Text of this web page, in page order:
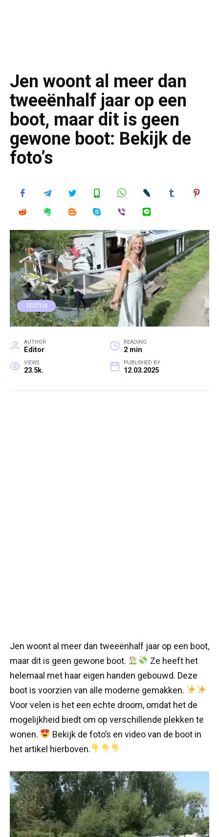
Jen woont al meer dan
tweeënhalf jaar op een
boot, maar dit is geen
gewone boot: Bekijk de
foto’s
TESTEN
AUTHOR
Editor
READING
2 min
VIEWS
23.5k.
PUBLISHED BY
12.03.2025
Jen woont al meer dan tweeënhalf jaar op een boot,
maar dit is geen gewone boot.
Ze heeft het
helemaal met haar eigen handen gebouwd. Deze
boot is voorzien van alle moderne gemakken.
Voor velen is het een echte droom, omdat het de
mogelijkheid biedt om op verschillende plekken te
wonen.
Bekijk de foto’s en video van de boot in
het artikel hierboven.